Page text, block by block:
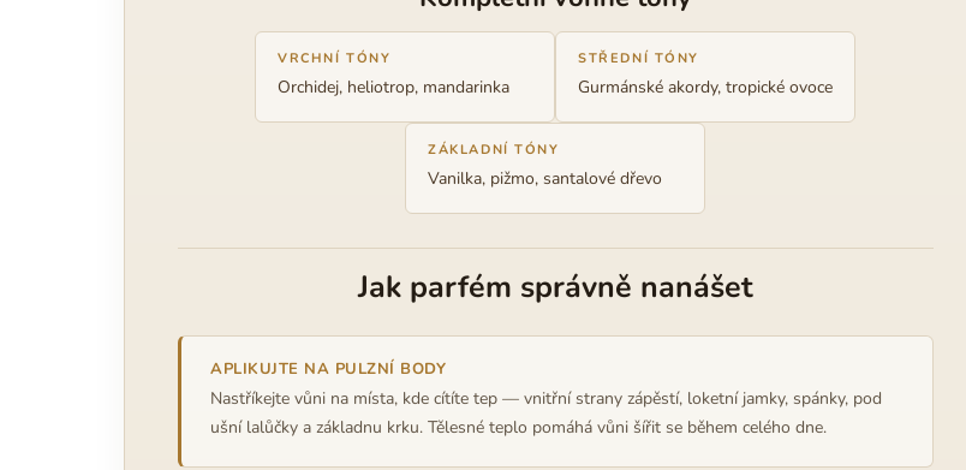
VRCHNÍ TÓNY
Orchidej, heliotrop, mandarinka
STŘEDNÍ TÓNY
Gurmánské akordy, tropické ovoce
ZÁKLADNÍ TÓNY
Vanilka, pižmo, santalové dřevo
Jak parfém správně nanášet
APLIKUJTE NA PULZNÍ BODY
Nastříkejte vůni na místa, kde cítíte tep — vnitřní strany zápěstí, loketní jamky, spánky, pod
ušní lalůčky a základnu krku. Tělesné teplo pomáhá vůni šířit se během celého dne.